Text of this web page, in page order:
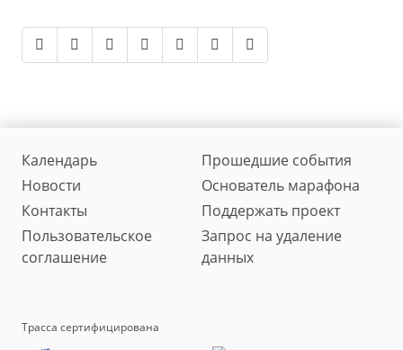
Календарь
Прошедшие события
Новости
Основатель марафона
Контакты
Поддержать проект
Пользовательское
соглашение
Запрос на удаление
данных
Трасса сертифицирована